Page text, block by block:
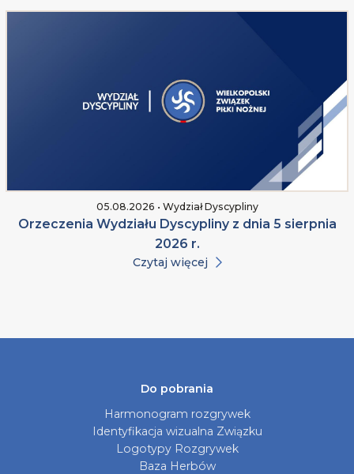
05.08.2026 • Wydział Dyscypliny
Orzeczenia Wydziału Dyscypliny z dnia 5 sierpnia
2026 r.
Czytaj więcej
Do pobrania
Harmonogram rozgrywek
Identyfikacja wizualna Związku
Logotypy Rozgrywek
Baza Herbów